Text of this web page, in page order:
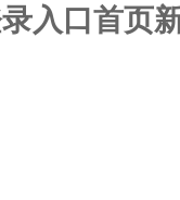
入口首页